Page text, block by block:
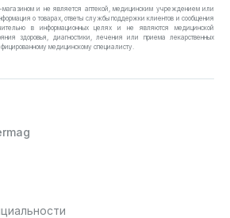
магазином и не является аптекой, медицинским учреждением или
о товарах, ответы службы поддержки клиентов и сообщения
в информационных целях и не являются медицинской
здоровья, диагностики, лечения или приема лекарственных
медицинскому специалисту.